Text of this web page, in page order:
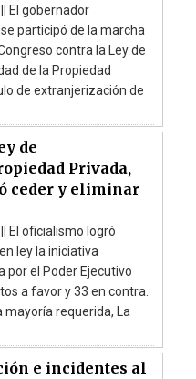
El gobernador
participó de la marcha
contra la Ley de
de la Propiedad
de extranjerización de
de
Privada,
ceder y eliminar
El oficialismo logró
ley la iniciativa
por el Poder Ejecutivo
a favor y 33 en contra.
mayoría requerida, La
e incidentes al